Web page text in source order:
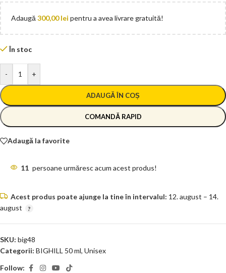
Adaugă 300,00lei pentru a avea livrare gratuită!
În stoc
- +
ADAUGĂ ÎN COȘ
COMANDĂ RAPID
Adaugă la favorite
11 persoane urmăresc acum acest produs!
Acest produs poate ajunge la tine în intervalul: 12. august – 14.
august
SKU: big48
Categorii: BIGHILL 50 ml, Unisex
Follow: